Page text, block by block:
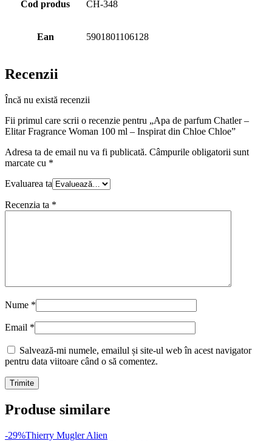
Cod produs CH-348
Ean 5901801106128
Recenzii
Încă nu există recenzii
Fii primul care scrii o recenzie pentru „Apa de parfum Chatler –
Elitar Fragrance Woman 100 ml – Inspirat din Chloe Chloe”
Adresa ta de email nu va fi publicată. Câmpurile obligatorii sunt
marcate cu *
Evaluarea ta
Recenzia ta *
Nume *
Email *
Salvează-mi numele, emailul și site-ul web în acest navigator
pentru data viitoare când o să comentez.
Produse similare
-29%Thierry Mugler Alien